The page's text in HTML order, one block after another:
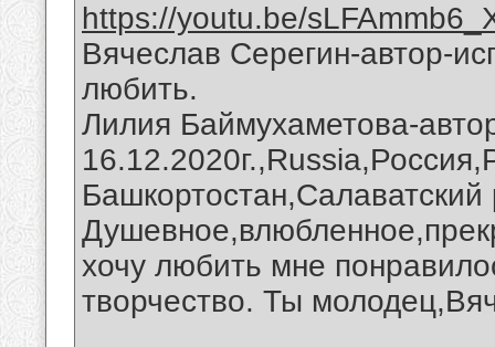
https://youtu.be/
Вячеслав Серегин-автор-
любить.
Лилия Баймухаметова-
хочу любить мне
творчество. Ты